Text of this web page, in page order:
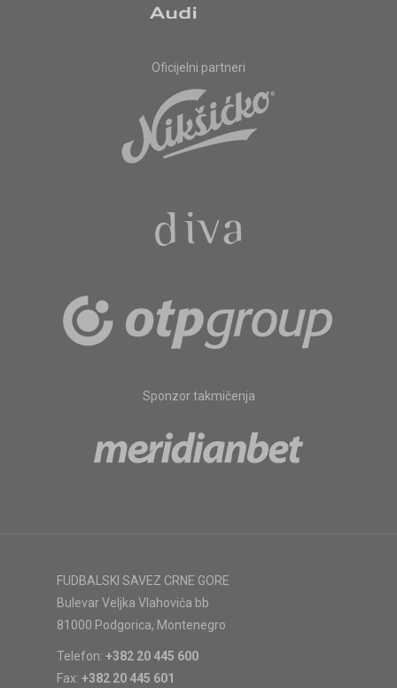
Oficijelni partneri
Sponzor takmičenja
FUDBALSKI SAVEZ CRNE GORE
Bulevar Veljka Vlahovića bb
81000 Podgorica, Montenegro
Telefon: +382 20 445 600
Fax: +382 20 445 601